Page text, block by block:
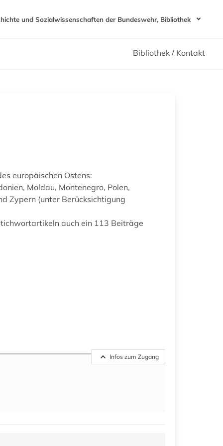
und Sozialwissenschaften der Bundeswehr, Bibliothek
Bibliothek / Kontakt
europäischen Ostens:
Moldau, Montenegro, Polen,
Zypern (unter Berücksichtigung
auch ein 113 Beiträge
Infos zum Zugang